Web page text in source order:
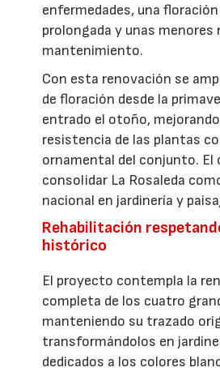
enfermedades, una
prolongada y unas menores
mantenimiento.
Con esta renovación se
de floración desde la
entrado el otoño,
resistencia de las plantas
ornamental del conjunto. El
consolidar La Rosaleda
nacional en jardinería y
Rehabilitación
histórico
El proyecto contempla la
completa de los cuatro
manteniendo su trazado
transformándolos en
dedicados a los colores